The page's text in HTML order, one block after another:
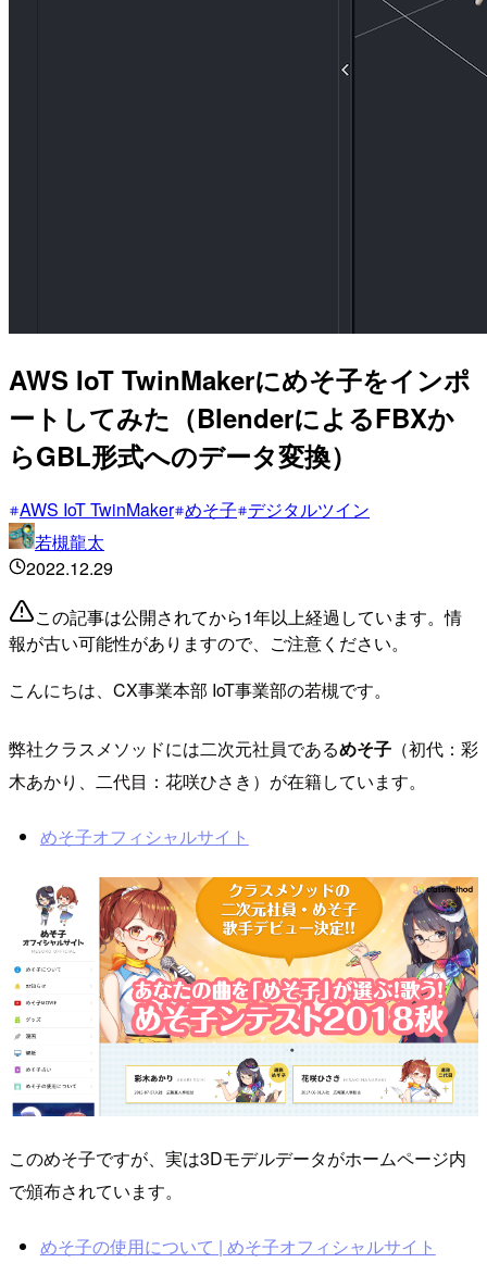
AWS IoT TwinMakerにめそ子をインポ
ートしてみた（BlenderによるFBXか
らGBL形式へのデータ変換）
AWS IoT TwinMaker めそ子 デジタルツイン
若槻龍太
2022.12.29
この記事は公開されてから1年以上経過しています。情
報が古い可能性がありますので、ご注意ください。
こんにちは、CX事業本部 IoT事業部の若槻です。
弊社クラスメソッドには二次元社員であるめそ子 （初代：彩
木あかり、二代目：花咲ひさき）が在籍しています。
めそ子オフィシャルサイト
このめそ子ですが、実は3Dモデルデータがホームページ内
で頒布されています。
めそ子の使用について | めそ子オフィシャルサイト